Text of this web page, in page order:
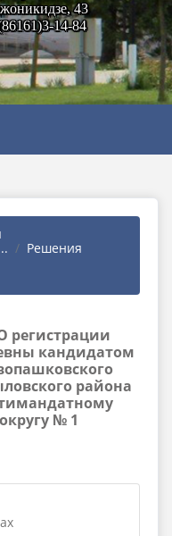
43
14-84
Решения
регистрации
кандидатом
района
№ 1